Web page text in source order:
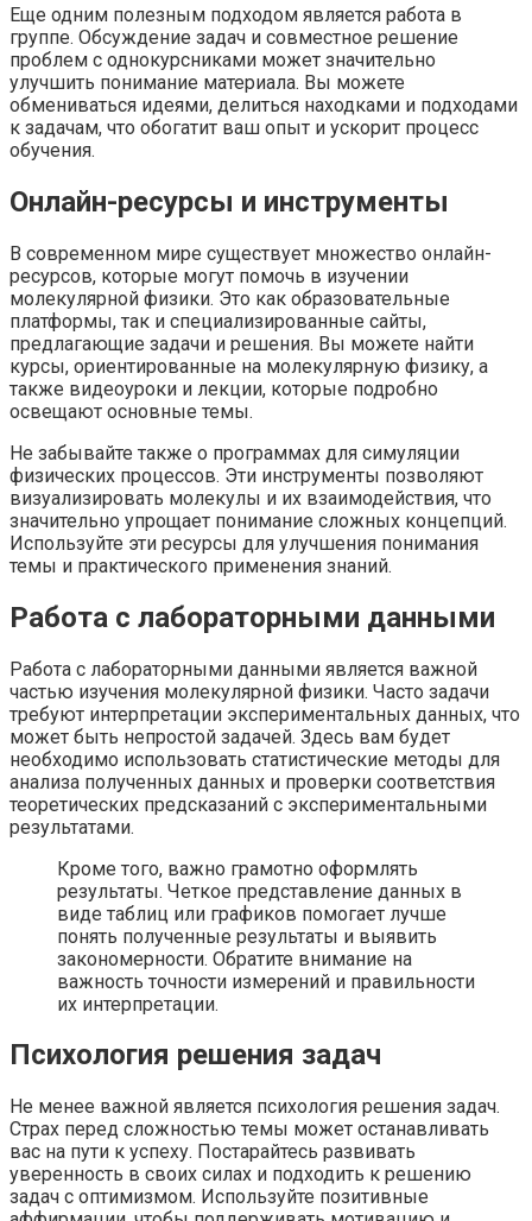
Еще одним полезным подходом является работа в
группе. Обсуждение задач и совместное решение
проблем с однокурсниками может значительно
улучшить понимание материала. Вы можете
обмениваться идеями, делиться находками и подходами
к задачам, что обогатит ваш опыт и ускорит процесс
обучения.
Онлайн-ресурсы и инструменты
В современном мире существует множество онлайн-
ресурсов, которые могут помочь в изучении
молекулярной физики. Это как образовательные
платформы, так и специализированные сайты,
предлагающие задачи и решения. Вы можете найти
курсы, ориентированные на молекулярную физику, а
также видеоуроки и лекции, которые подробно
освещают основные темы.
Не забывайте также о программах для симуляции
физических процессов. Эти инструменты позволяют
визуализировать молекулы и их взаимодействия, что
значительно упрощает понимание сложных концепций.
Используйте эти ресурсы для улучшения понимания
темы и практического применения знаний.
Работа с лабораторными данными
Работа с лабораторными данными является важной
частью изучения молекулярной физики. Часто задачи
требуют интерпретации экспериментальных данных, что
может быть непростой задачей. Здесь вам будет
необходимо использовать статистические методы для
анализа полученных данных и проверки соответствия
теоретических предсказаний с экспериментальными
результатами.
Кроме того, важно грамотно оформлять
результаты. Четкое представление данных в
виде таблиц или графиков помогает лучше
понять полученные результаты и выявить
закономерности. Обратите внимание на
важность точности измерений и правильности
их интерпретации.
Психология решения задач
Не менее важной является психология решения задач.
Страх перед сложностью темы может останавливать
вас на пути к успеху. Постарайтесь развивать
уверенность в своих силах и подходить к решению
задач с оптимизмом. Используйте позитивные